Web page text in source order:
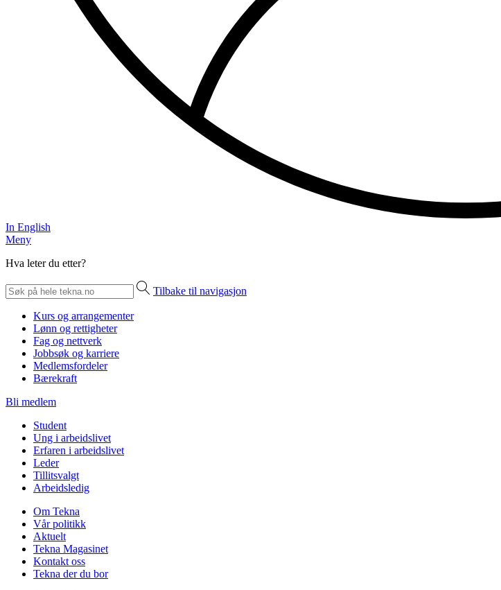
In English
Meny
Hva leter du etter?
Tilbake til navigasjon
Kurs og arrangementer
Lønn og rettigheter
Fag og nettverk
Jobbsøk og karriere
Medlemsfordeler
Bærekraft
Bli medlem
Student
Ung i arbeidslivet
Erfaren i arbeidslivet
Leder
Tillitsvalgt
Arbeidsledig
Om Tekna
Vår politikk
Aktuelt
Tekna Magasinet
Kontakt oss
Tekna der du bor